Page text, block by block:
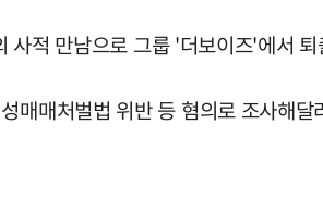
적 만남으로 그룹 '더보이즈'에서
매매처벌법 위반 등 혐의로 조사해달